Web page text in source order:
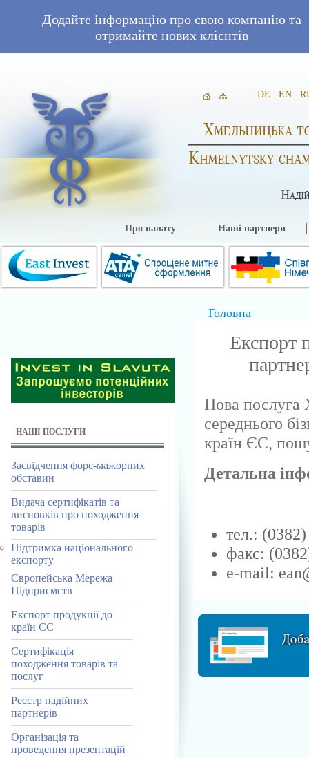
Додайте інформацію про свою компанію та
отримайте нових клієнтів
DE EN
Про палату Наші партнери
Головна
Експорт
Нова послуга
середнього
країн ЄС,
Детальна
тел.:
факс:
e-mail:
НАШІ ПОСЛУГИ
Засвідчення форс-мажорних
обставин
Видача сертифікатів та
висновків про походження
товарів
Підтримка національного
експорту
Європейська Мережа
Підприємств
Експорт продукції до
країн ЄС
Сертифікація
походження товарів та
послуг
Реєстр надійних
партнерів
Організація та
проведення презентацій